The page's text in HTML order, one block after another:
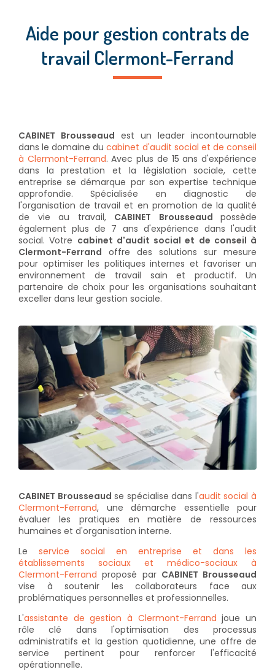
Aide pour gestion contrats de
travail Clermont-Ferrand
CABINET Brousseaud est un leader incontournable
dans le domaine ducabinet d'audit social et de conseil
à Clermont-Ferrand. Avec plus de 15 ans d'expérience
dans la prestation et la législation sociale, cette
entreprise se démarque par son expertise technique
approfondie. Spécialisée en diagnostic de
l'organisation de travail et en promotion de la qualité
de vie au travail, CABINET Brousseaud possède
également plus de 7 ans d'expérience dans l'audit
social. Votre cabinet d'audit social et de conseil à
Clermont-Ferrand offre des solutions sur mesure
pour optimiser les politiques internes et favoriser un
environnement de travail sain et productif. Un
partenaire de choix pour les organisations souhaitant
exceller dans leur gestion sociale.
CABINET Brousseaud se spécialise dans l'audit social à
Clermont-Ferrand, une démarche essentielle pour
évaluer les pratiques en matière de ressources
humaines et d'organisation interne.
Le service social en entreprise et dans les
établissements sociaux et médico-sociaux à
Clermont-Ferrand proposé par CABINET Brousseaud
vise à soutenir les collaborateurs face aux
problématiques personnelles et professionnelles.
L'assistante de gestion à Clermont-Ferrand joue un
rôle clé dans l'optimisation des processus
administratifs et la gestion quotidienne, une offre de
service pertinent pour renforcer l'efficacité
opérationnelle.